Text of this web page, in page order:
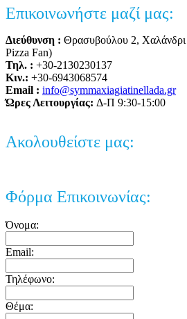
Επικοινωνήστε μαζί μας:
Διεύθυνση : Θρασυβούλου 2, Χαλάνδρι
Pizza Fan)
Τηλ. : +30-2130230137
Κιν.: +30-6943068574
Email : info@symmaxiagiatinellada.gr
Ώρες Λειτουργίας: Δ-Π 9:30-15:00
Ακολουθείστε μας:
Φόρμα Επικοινωνίας:
Όνομα:
Email:
Τηλέφωνο:
Θέμα: